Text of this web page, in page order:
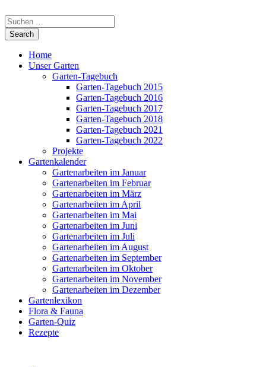
Home
Unser Garten
Garten-Tagebuch
Garten-Tagebuch 2015
Garten-Tagebuch 2016
Garten-Tagebuch 2017
Garten-Tagebuch 2018
Garten-Tagebuch 2021
Garten-Tagebuch 2022
Projekte
Gartenkalender
Gartenarbeiten im Januar
Gartenarbeiten im Februar
Gartenarbeiten im März
Gartenarbeiten im April
Gartenarbeiten im Mai
Gartenarbeiten im Juni
Gartenarbeiten im Juli
Gartenarbeiten im August
Gartenarbeiten im September
Gartenarbeiten im Oktober
Gartenarbeiten im November
Gartenarbeiten im Dezember
Gartenlexikon
Flora & Fauna
Garten-Quiz
Rezepte